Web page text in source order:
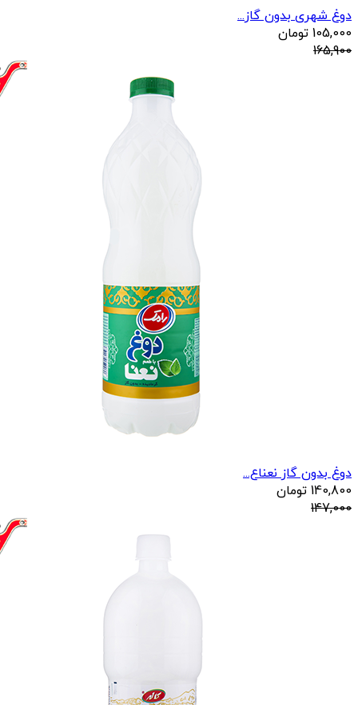
دوغ شهری بدون گاز...
105,000 تومان
165,900
دوغ بدون گاز نعناع...
140,800 تومان
147,000